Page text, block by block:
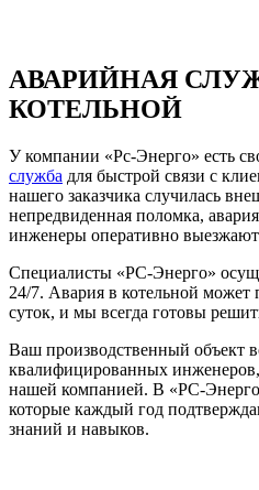
АВАРИЙНАЯ
КОТЕЛЬНОЙ
У компании «Рс-Энерго» есть
служба для быстрой связи с
нашего заказчика случилась
непредвиденная поломка,
инженеры оперативно выезжают
Специалисты «РС-Энерго»
24/7. Авария в котельной может
суток, и мы всегда готовы
Ваш производственный объект
квалифицированных инженеров,
нашей компанией. В «РС-
которые каждый год
знаний и навыков.